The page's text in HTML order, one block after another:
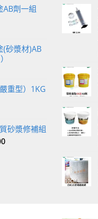
AB劑一組
(砂漿材)AB
重型）1KG
砂漿修補組